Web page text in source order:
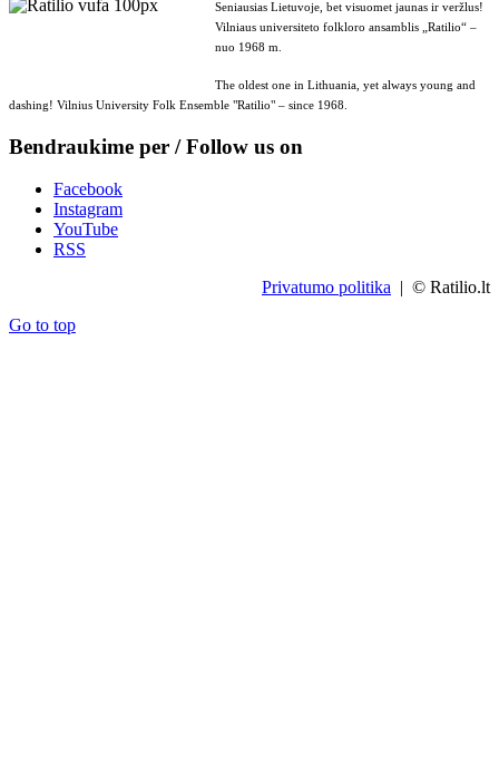
Seniausias Lietuvoje, bet visuomet jaunas ir veržlus!
Vilniaus universiteto folkloro ansamblis „Ratilio“ –
nuo 1968 m.
The oldest one in Lithuania, yet always young and
dashing! Vilnius University Folk Ensemble "Ratilio" – since 1968.
Bendraukime per / Follow us on
Facebook
Instagram
YouTube
RSS
Privatumo politika | © Ratilio.lt
Go to top